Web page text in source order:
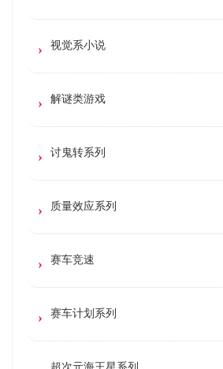
视觉系小说
解谜类游戏
讨鬼转系列
质量效应系列
赛车竞速
赛车计划系列